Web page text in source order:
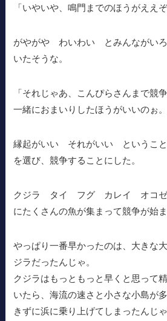
「いやいや、鳴門までのほうがええぞ
がやがや わいわい とみんながいろ
いたそうな。
「それじゃあ、こんぴらさんまで競
一緒におまいりしたほうがいいのぉ。
縁起がいい それがいい ということ
を選び、競争することにした。
クジラ タイ フグ カレイ オコ
にたくさんの魚が集まって競争が始ま
やっぱり一番早かったのは、大きな
ジラだったんじゃ。
クジラはもっともっと早くと思って
いたら、海流の速さと小さな小島が
きずに浜に乗り上げてしまったんじゃ